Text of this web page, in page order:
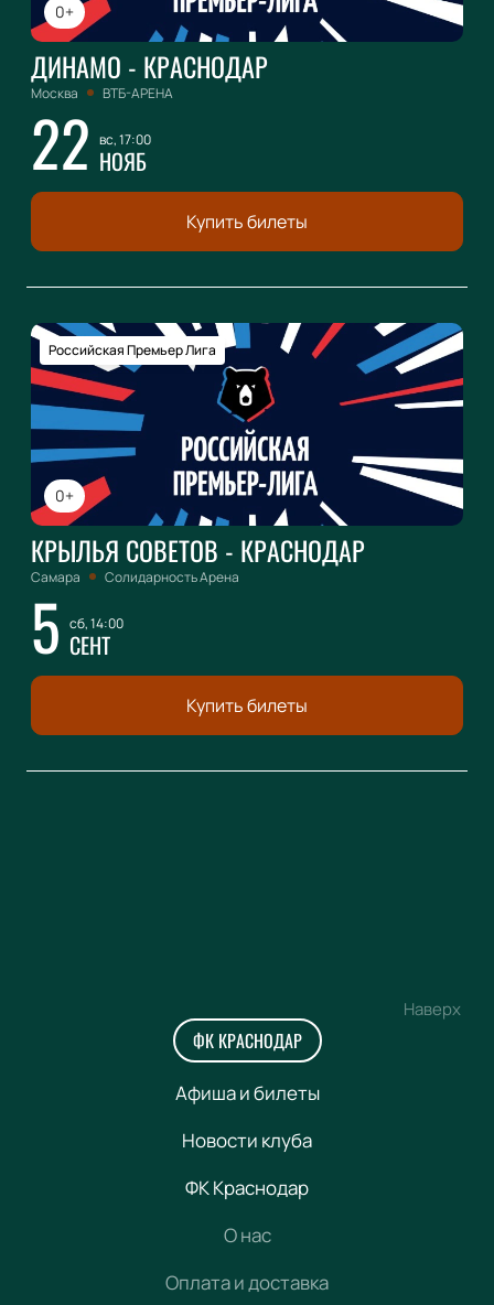
0+
ДИНАМО - КРАСНОДАР
Москва ВТБ-АРЕНА
22 вс, 17:00
НОЯБ
Купить билеты
0+
Российская Премьер Лига
КРЫЛЬЯ СОВЕТОВ - КРАСНОДАР
Самара Солидарность Арена
5 сб, 14:00
СЕНТ
Купить билеты
Наверх
ФК КРАСНОДАР
Афиша и билеты
Новости клуба
ФК Краснодар
О нас
Оплата и доставка